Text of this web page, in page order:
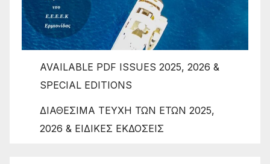
AVAILABLE PDF ISSUES 2025, 2026 &
SPECIAL EDITIONS
ΔΙΑΘΕΣΙΜΑ ΤΕΥΧΗ ΤΩΝ ΕΤΩΝ 2025,
2026 & ΕΙΔΙΚΕΣ ΕΚΔΟΣΕΙΣ